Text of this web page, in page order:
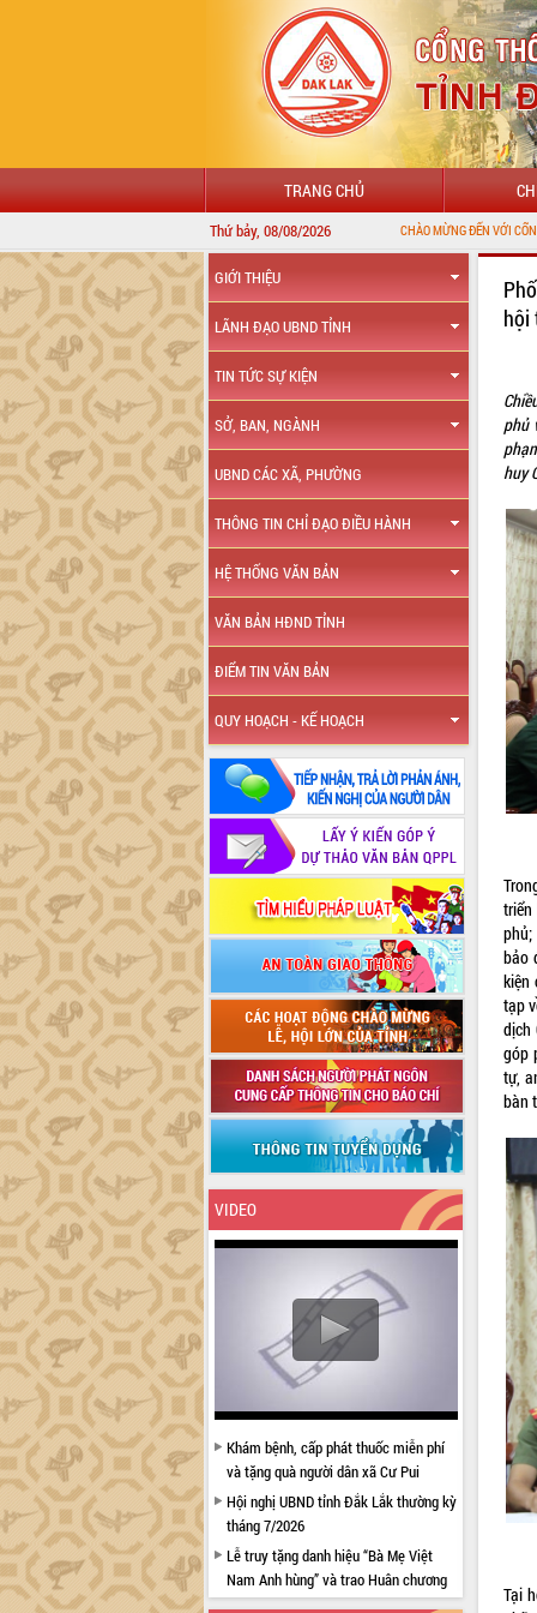
TRANG CHỦ
Thứ bảy, 08/08/2026
GIỚI THIỆU
LÃNH ĐẠO UBND TỈNH
TIN TỨC SỰ KIỆN
SỞ, BAN, NGÀNH
UBND CÁC XÃ, PHƯỜNG
THÔNG TIN CHỈ ĐẠO ĐIỀU HÀNH
HỆ THỐNG VĂN BẢN
VĂN BẢN HĐND TỈNH
ĐIỂM TIN VĂN BẢN
QUY HOẠCH - KẾ HOẠCH
VIDEO
Khám bệnh, cấp phát thuốc miễn phí
và tặng quà người dân xã Cư Pui
Hội nghị UBND tỉnh Đắk Lắk thường kỳ
tháng 7/2026
Lễ truy tặng danh hiệu “Bà Mẹ Việt
Nam Anh hùng” và trao Huân chương
Lao động
hội
phủ
huy
bảo
kiện
tạp
dịch
góp
tự,
bàn
Tại